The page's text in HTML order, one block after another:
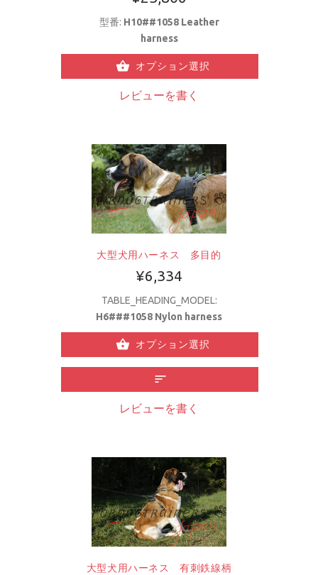
型番: H10##1058 Leather
harness
オプション選択
レビューを書く
大型犬用ハーネス 多目的
¥6,334
TABLE_HEADING_MODEL:
H6###1058 Nylon harness
オプション選択
レビューを書く
大型犬用ハーネス 有刺鉄線柄